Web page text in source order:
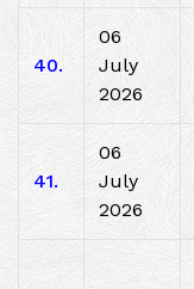
40.
06
July
2026
41.
06
July
2026